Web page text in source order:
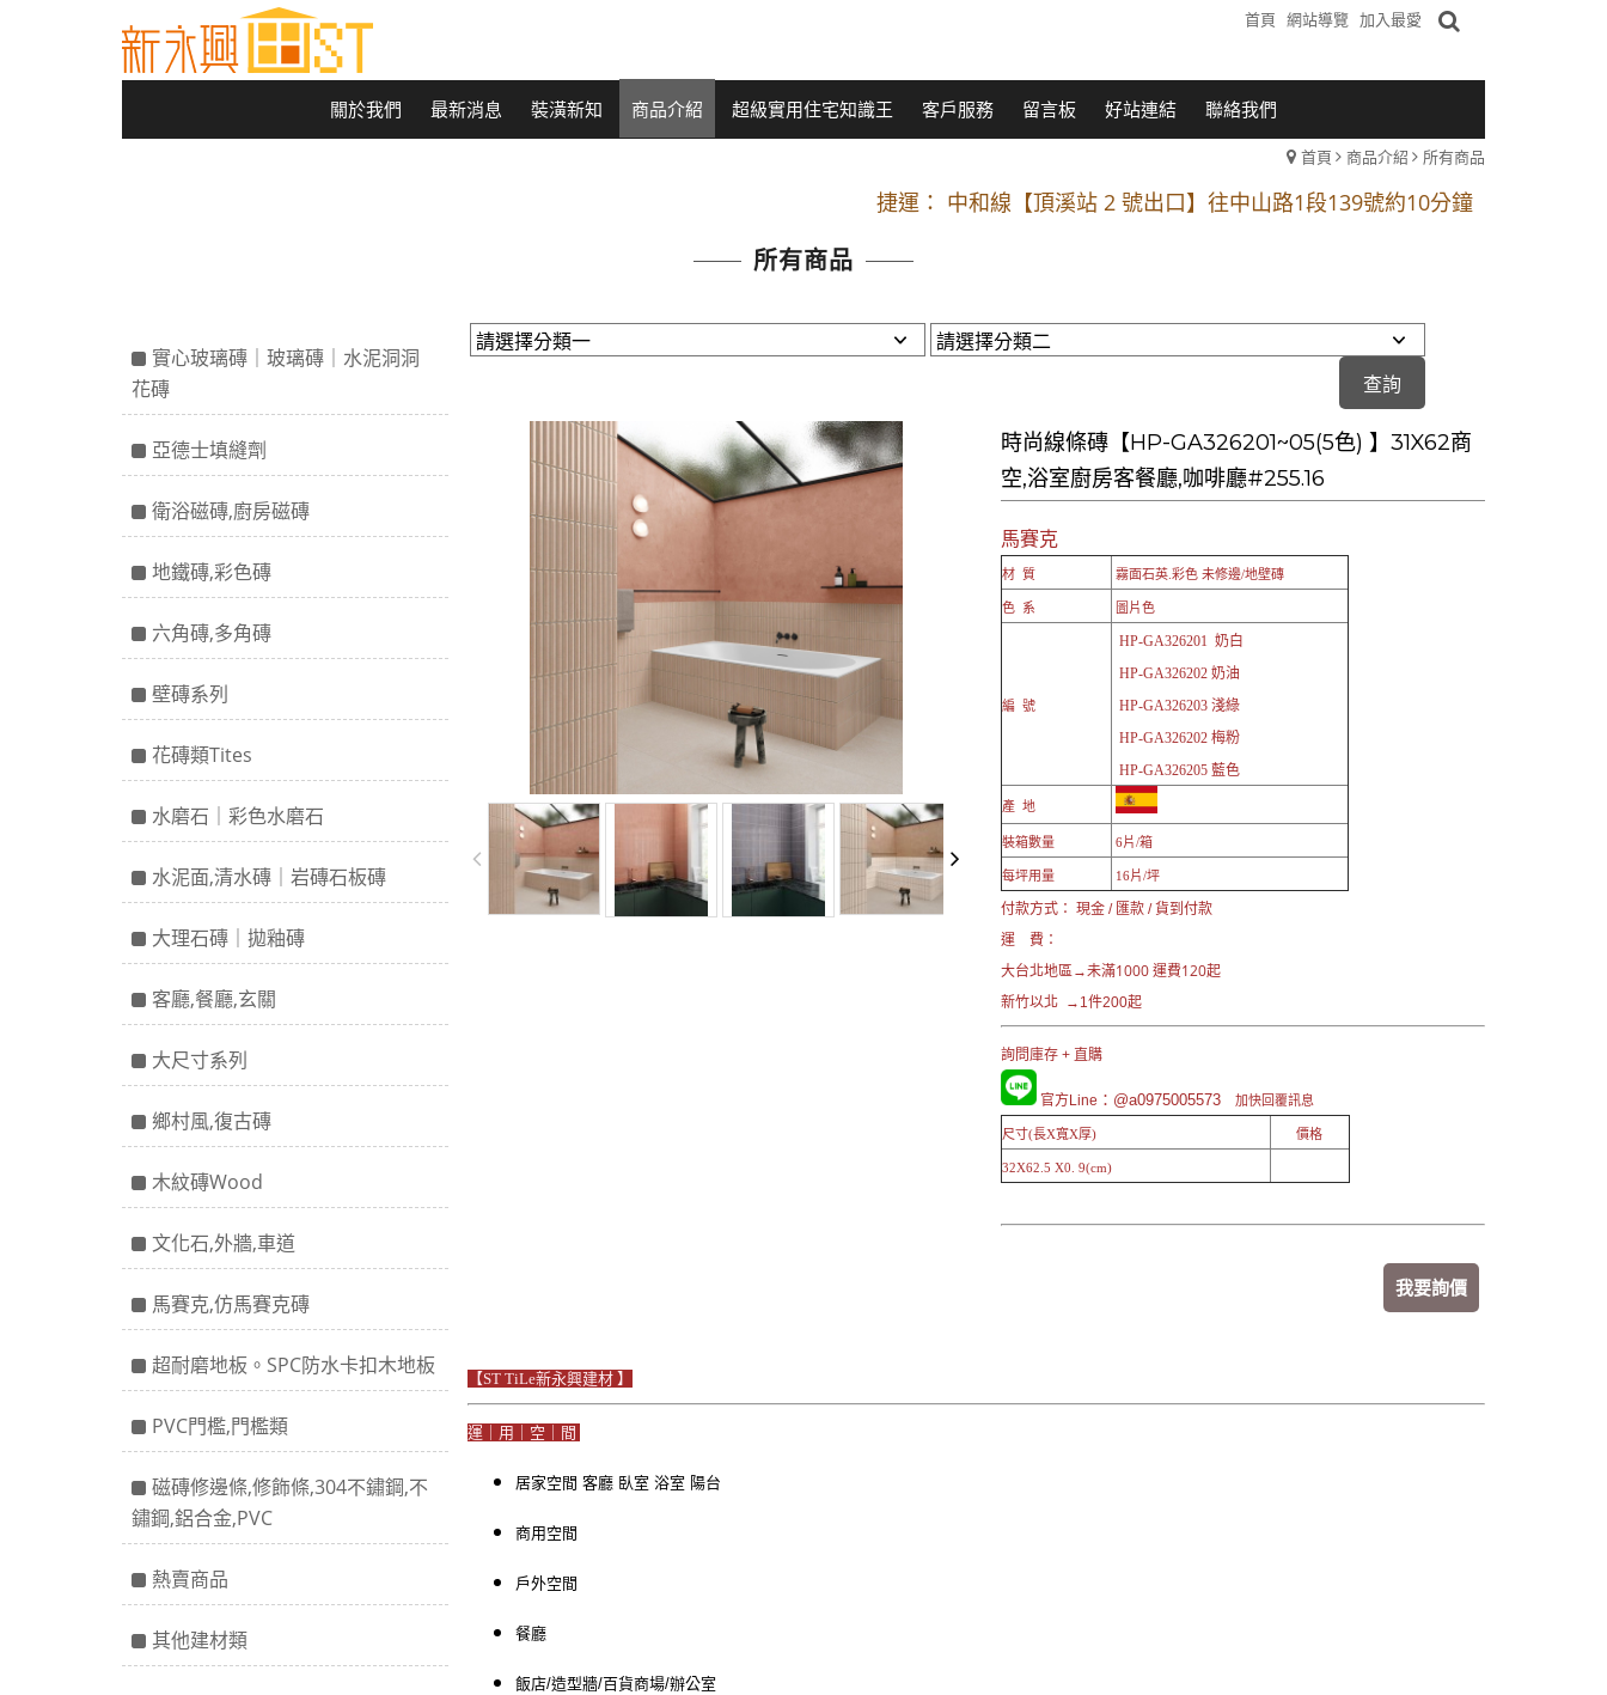
首頁 網站導覽 加入最愛
關於我們 最新消息 裝潢新知 商品介紹 超級實用住宅知識王 客戶服務 留言板 好站連結 聯絡我們
首頁 商品介紹 所有商品
開車：中山路1段 到永平路路口(樂華夜市口)門口可停車
捷運： 中和線【頂溪站 2 號出口】往中山路1段139號約10分鐘
原Line已滿 無法加Line好友 請親愛的客戶加入 LINE官方帳號@a0975005573
捷運： 中和線【頂溪站 2 號出口】往中山路1段139號約10分鐘
原Line已滿 無法加Line好友 請親愛的客戶加入 LINE官方帳號@a0975005573
所有商品
實心玻璃磚｜玻璃磚｜水泥洞洞
花磚
亞德士填縫劑
衛浴磁磚,廚房磁磚
地鐵磚,彩色磚
六角磚,多角磚
壁磚系列
花磚類Tites
水磨石｜彩色水磨石
水泥面,清水磚｜岩磚石板磚
大理石磚｜拋釉磚
客廳,餐廳,玄關
大尺寸系列
鄉村風,復古磚
木紋磚Wood
文化石,外牆,車道
馬賽克,仿馬賽克磚
超耐磨地板。SPC防水卡扣木地板
PVC門檻,門檻類
磁磚修邊條,修飾條,304不鏽鋼,不
鏽鋼,鋁合金,PVC
熱賣商品
其他建材類
時尚線條磚【HP-GA326201~05(5色) 】31X62商
空,浴室廚房客餐廳,咖啡廳#255.16
馬賽克
材 質 霧面石英.彩色 未修邊/地壁磚
色 系 圖片色
編 號
HP-GA326201 奶白
HP-GA326202 奶油
HP-GA326203 淺綠
HP-GA326202 梅粉
HP-GA326205 藍色
產 地
裝箱數量 6片/箱
每坪用量 16片/坪
付款方式： 現金 / 匯款 / 貨到付款
運 費：
大台北地區→未滿1000 運費120起
新竹以北 →1件200起
詢問庫存 + 直購
官方Line ：@a0975005573 加快回覆訊息
尺寸(長X寬X厚) 價格
32X62.5 X0. 9(cm)
我要詢價
【ST TiLe新永興建材 】
運｜用｜空｜間
居家空間 客廳 臥室 浴室 陽台
商用空間
戶外空間
餐廳
飯店/造型牆/百貨商場/辦公室